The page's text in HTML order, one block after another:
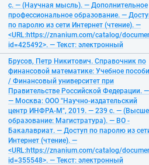
с. — (Научная мысль). — Дополнительное
профессиональное образование. —
по паролю из сети Интернет (чтение). —
<URL:https://znanium.com/catalog/
id=425492>. — Текст: электронный
Брусов, Петр Никитович. Справочник по
финансовой математике: Учебное
/ Финансовый университет при
Правительстве Российской Федерации.
— Москва: ООО "Научно-издательский
центр ИНФРА-М", 2019. — 239 с. —
образование: Магистратура). — ВО -
Бакалавриат. — Доступ по паролю из
Интернет (чтение). —
<URL:https://znanium.com/catalog/
id=355548>. — Текст: электронный